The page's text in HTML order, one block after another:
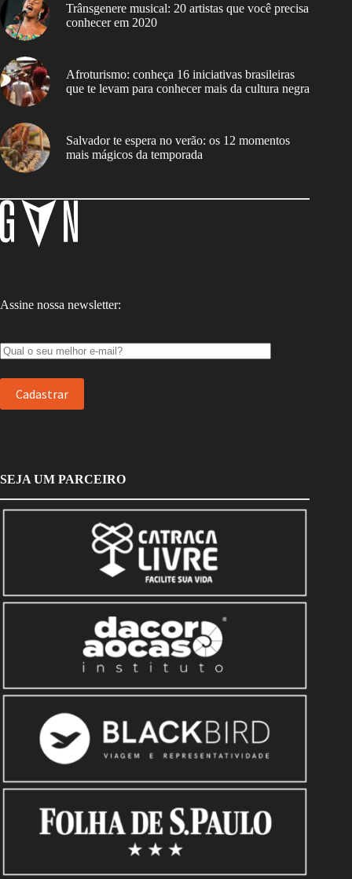
Trânsgenere musical: 20 artistas que você precisa
conhecer em 2020
Afroturismo: conheça 16 iniciativas brasileiras
que te levam para conhecer mais da cultura negra
Salvador te espera no verão: os 12 momentos
mais mágicos da temporada
Assine nossa newsletter:
SEJA UM PARCEIRO